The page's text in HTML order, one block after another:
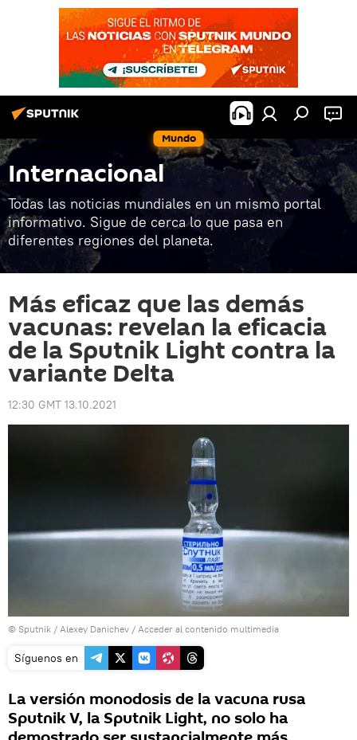
Mundo
Internacional
Todas las noticias mundiales en un mismo portal
informativo. Sigue de cerca lo que pasa en
diferentes regiones del planeta.
Más eficaz que las demás
vacunas: revelan la eficacia
de la Sputnik Light contra la
variante Delta
12:30 GMT 13.10.2021
© Sputnik / Alexey Danichev / Acceder al contenido multimedia
Síguenos en
La versión monodosis de la vacuna rusa
Sputnik V, la Sputnik Light, no solo ha